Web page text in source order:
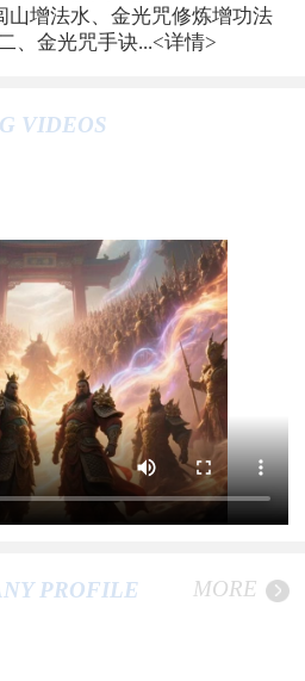
山增法水、金光咒修炼增功法
、金光咒手诀...<详情>
VIDEOS
PROFILE MORE